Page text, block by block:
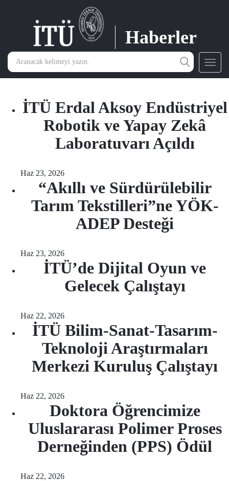
Haberler
İTÜ Erdal Aksoy Endüstriyel
Robotik ve Yapay Zekâ
Laboratuvarı Açıldı
Haz 23, 2026
“Akıllı ve Sürdürülebilir
Tarım Tekstilleri”ne YÖK-
ADEP Desteği
Haz 23, 2026
İTÜ’de Dijital Oyun ve
Gelecek Çalıştayı
Haz 22, 2026
İTÜ Bilim-Sanat-Tasarım-
Teknoloji Araştırmaları
Merkezi Kuruluş Çalıştayı
Haz 22, 2026
Doktora Öğrencimize
Uluslararası Polimer Proses
Derneğinden (PPS) Ödül
Haz 22, 2026